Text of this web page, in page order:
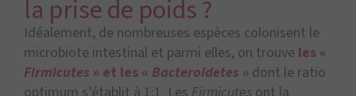
la prise de poids ?
Idéalement, de nombreuses espèces colonisent le
microbiote intestinal et parmi elles, on trouve les «
Firmicutes » et les « Bacteroidetes » dont le ratio